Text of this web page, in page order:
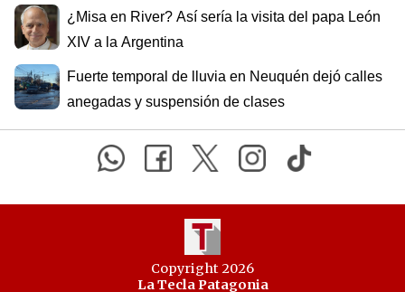
¿Misa en River? Así sería la visita del papa León
XIV a la Argentina
Fuerte temporal de lluvia en Neuquén dejó calles
anegadas y suspensión de clases
Copyright 2026
La Tecla Patagonia